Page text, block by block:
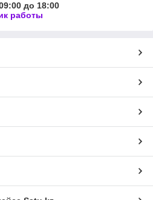
до 18:00
работы